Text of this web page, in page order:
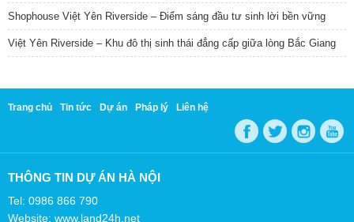
Shophouse Việt Yên Riverside – Điểm sáng đầu tư sinh lời bền vững
Việt Yên Riverside – Khu đô thị sinh thái đẳng cấp giữa lòng Bắc Giang
Trang chủ Tin tức Dự án Pháp lý Liên hệ
THÔNG TIN DỰ ÁN HÀ NỘI
Tel: 0986 866 790
Website: www.land24h.net